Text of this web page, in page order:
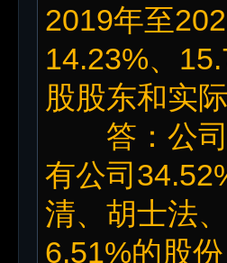
2019年至
14.23%、
股股东和实
答：公司
有公司
清、胡士法
6.51%的股